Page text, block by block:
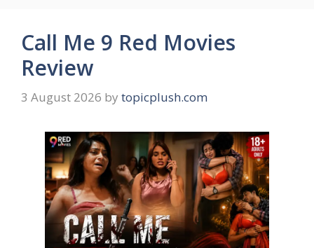
Call Me 9 Red Movies
Review
3 August 2026 by topicplush.com